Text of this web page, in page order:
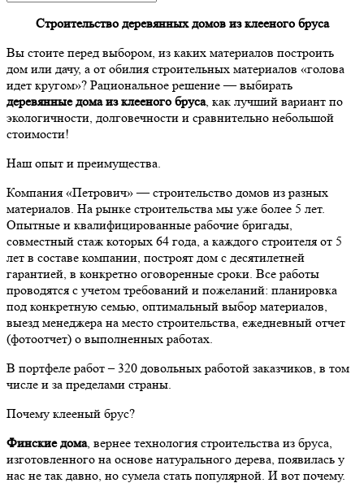
Строительство деревянных домов из клееного бруса
Вы стоите перед выбором, из каких материалов построить
дом или дачу, а от обилия строительных материалов «голова
идет кругом»? Рациональное решение — выбирать
деревянные дома из клееного бруса, как лучший вариант по
экологичности, долговечности и сравнительно небольшой
стоимости!
Наш опыт и преимущества.
Компания «Петрович» — строительство домов из разных
материалов. На рынке строительства мы уже более 5 лет.
Опытные и квалифицированные рабочие бригады,
совместный стаж которых 64 года, а каждого строителя от 5
лет в составе компании, построят дом с десятилетней
гарантией, в конкретно оговоренные сроки. Все работы
проводятся с учетом требований и пожеланий: планировка
под конкретную семью, оптимальный выбор материалов,
выезд менеджера на место строительства, ежедневный отчет
(фотоотчет) о выполненных работах.
В портфеле работ – 320 довольных работой заказчиков, в том
числе и за пределами страны.
Почему клееный брус?
Финские дома, вернее технология строительства из бруса,
изготовленного на основе натурального дерева, появилась у
нас не так давно, но сумела стать популярной. И вот почему.